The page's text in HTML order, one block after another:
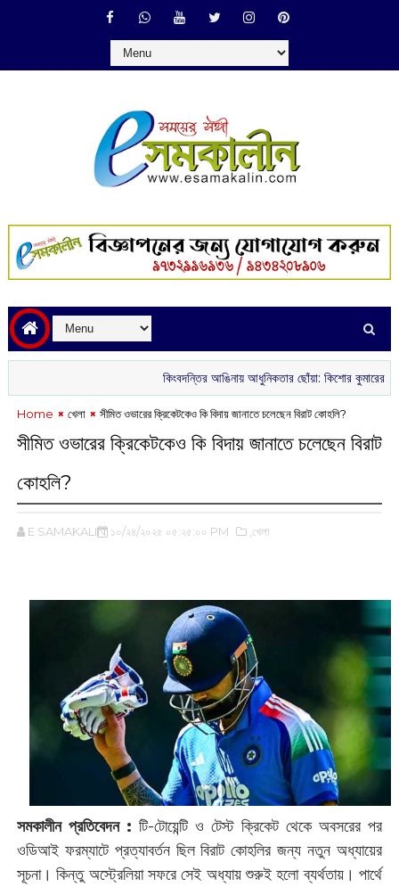
কিংবদন্তির আঙিনায় আধুনিকতার ছোঁয়া: কিশোর কুমারের ‘গৌরী কুঞ্জ’
Home খেলা সীমিত ওভারের ক্রিকেটকেও কি বিদায় জানাতে চলেছেন বিরাট কোহলি?
সীমিত ওভারের ক্রিকেটকেও কি বিদায় জানাতে চলেছেন বিরাট
কোহলি?
E SAMAKALIN ১০/২৪/২০২৫ ০৫:২৫:০০ PM ,খেলা
সমকালীন প্রতিবেদন : টি-টোয়েন্টি ও টেস্ট ক্রিকেট থেকে অবসরের পর
ওডিআই ফরম্যাটে প্রত্যাবর্তন ছিল বিরাট কোহলির জন্য নতুন অধ্যায়ের
সূচনা। কিন্তু অস্ট্রেলিয়া সফরে সেই অধ্যায় শুরুই হলো ব্যর্থতায়। পার্থে